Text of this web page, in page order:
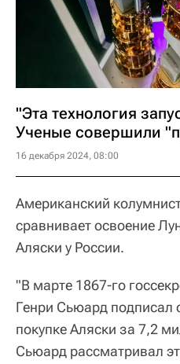
"Эта технология
Ученые совершили
16 декабря 2024, 08:00
Американский
сравнивает освоение
Аляски у России.
"В марте 1867-го
Генри Сьюард подписал
покупке Аляски за 7,2
Сьюард рассматривал